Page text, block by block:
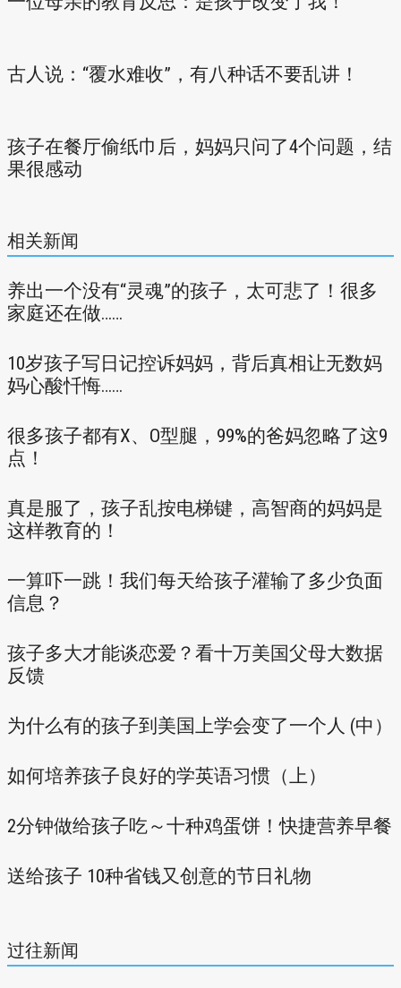
古人说：“覆水难收”，有八种话不要乱讲！
孩子在餐厅偷纸巾后，妈妈只问了4个问题，结
果很感动
相关新闻
养出一个没有“灵魂”的孩子，太可悲了！很多
家庭还在做……
10岁孩子写日记控诉妈妈，背后真相让无数妈
妈心酸忏悔……
很多孩子都有X、O型腿，99%的爸妈忽略了这9
点！
真是服了，孩子乱按电梯键，高智商的妈妈是
这样教育的！
一算吓一跳！我们每天给孩子灌输了多少负面
信息？
孩子多大才能谈恋爱？看十万美国父母大数据
反馈
为什么有的孩子到美国上学会变了一个人 (中）
如何培养孩子良好的学英语习惯（上）
2分钟做给孩子吃～十种鸡蛋饼！快捷营养早餐
送给孩子 10种省钱又创意的节日礼物
过往新闻